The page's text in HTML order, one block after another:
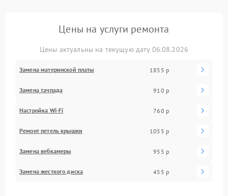
Цены на услуги ремонта
Цены актуальны на текущую дату 06.08.2026
Замена материнской платы 1855 р
Замена тачпада 910 р
Настройка Wi-Fi 760 р
Ремонт петель крышки 1055 р
Замена вебкамеры 955 р
Замена жесткого диска 455 р